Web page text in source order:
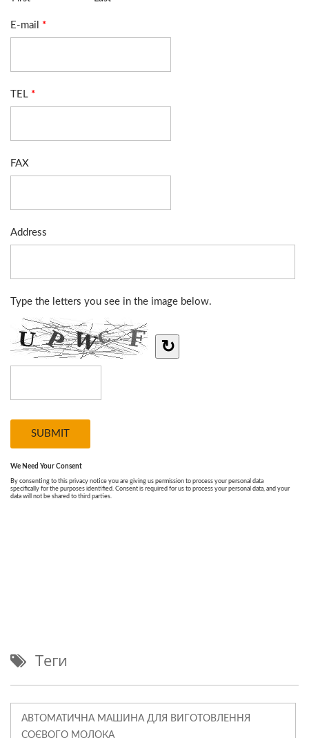
Теги
АВТОМАТИЧНА МАШИНА ДЛЯ ВИГОТОВЛЕННЯ
СОЄВОГО МОЛОКА